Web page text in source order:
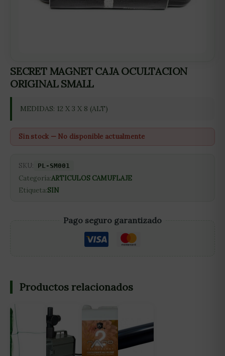
SECRET MAGNET CAJA OCULTACION
ORIGINAL SMALL
MEDIDAS: 12 X 3 X 8 (ALT)
Sin stock — No disponible actualmente
SKU: PL-SM001
Categoría:ARTICULOS CAMUFLAJE
Etiqueta:SIN
Pago seguro garantizado
Productos relacionados